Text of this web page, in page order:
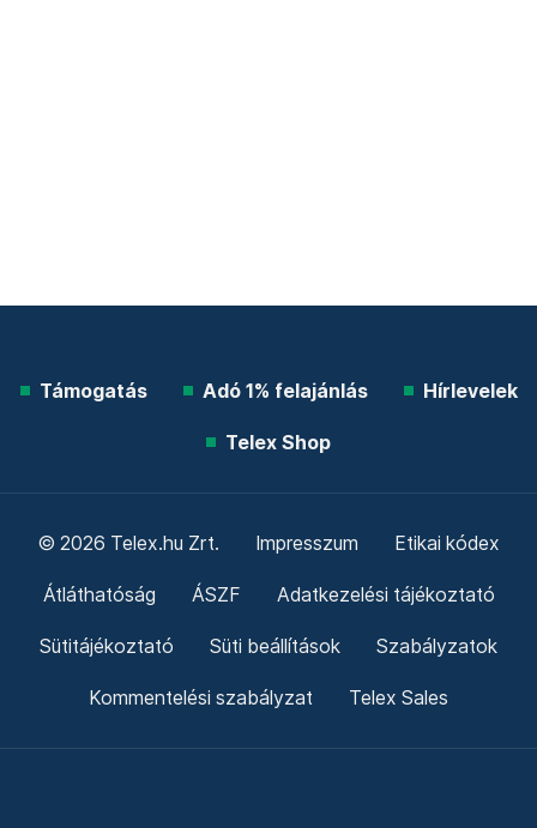
Támogatás Adó 1% felajánlás Hírlevelek
Telex Shop
© 2026 Telex.hu Zrt. Impresszum Etikai kódex
Átláthatóság ÁSZF Adatkezelési tájékoztató
Sütitájékoztató Süti beállítások Szabályzatok
Kommentelési szabályzat Telex Sales